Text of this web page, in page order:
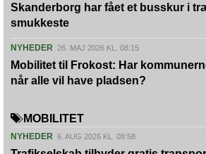
Skanderborg har fået et busskur i
smukkeste
NYHEDER 26. MAJ 2026 KL. 08:15
Mobilitet til Frokost: Har
når alle vil have pladsen?
MOBILITET
NYHEDER 6. AUG 2026 KL. 08:58